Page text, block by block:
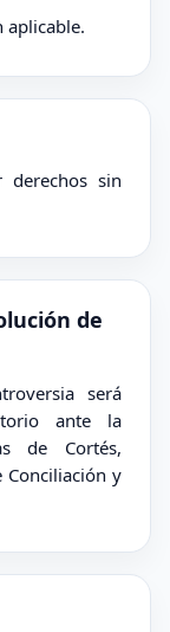
aplicable.
sin
de
será
ante la
de Cortés,
Conciliación y